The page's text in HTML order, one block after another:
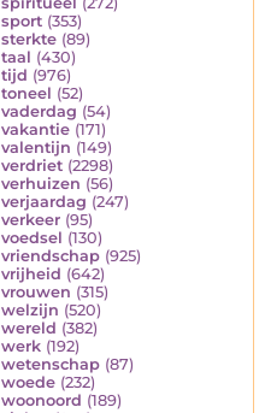
sport (353)
sterkte (89)
taal (430)
tijd (976)
toneel (52)
vaderdag (54)
vakantie (171)
valentijn (149)
verdriet (2298)
verhuizen (56)
verjaardag (247)
verkeer (95)
voedsel (130)
vriendschap (925)
vrijheid (642)
vrouwen (315)
welzijn (520)
wereld (382)
werk (192)
wetenschap (87)
woede (232)
woonoord (189)